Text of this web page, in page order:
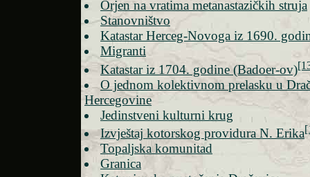
Orjen na vratima metanastazičkih struja
Stanovništvo
Katastar Herceg-Novoga iz 1690.
Migranti
Katastar iz 1704. godine (Badoer-ov)
O jednom kolektivnom prelasku u
Hercegovine
Jedinstveni kulturni krug
Izvještaj kotorskog providura N. Erika
Topaljska komunitad
Granica